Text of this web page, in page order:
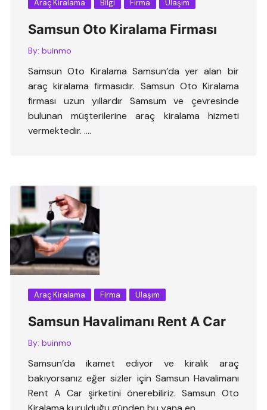
Araç Kiralama Bilgi Firma Ulaşım
Samsun Oto Kiralama Firması
By: buinmo
Samsun Oto Kiralama Samsun’da yer alan bir
araç kiralama firmasıdır. Samsun Oto Kiralama
firması uzun yıllardır Samsum ve çevresinde
bulunan müşterilerine araç kiralama hizmeti
vermektedir. ….
Araç Kiralama Firma Ulaşım
Samsun Havalimanı Rent A Car
By: buinmo
Samsun’da ikamet ediyor ve kiralık araç
bakıyorsanız eğer sizler için Samsun Havalimanı
Rent A Car şirketini önerebiliriz. Samsun Oto